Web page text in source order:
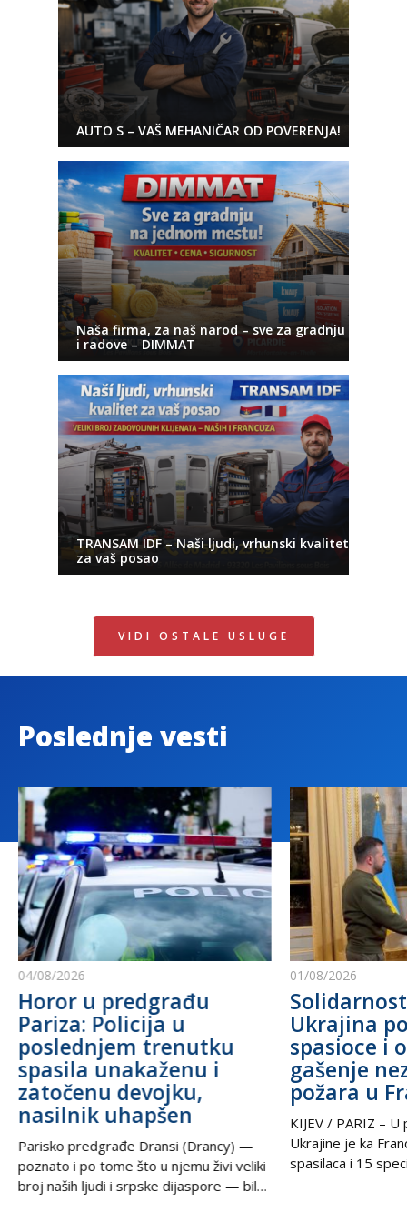
AUTO S – VAŠ MEHANIČAR OD POVERENJA!
Naša firma, za naš narod – sve za gradnju
i radove – DIMMAT
TRANSAM IDF – Naši ljudi, vrhunski kvalitet
za vaš posao
VIDI OSTALE USLUGE
Poslednje vesti
04/08/2026
Horor u predgrađu
Pariza: Policija u
poslednjem trenutku
spasila unakaženu i
zatočenu devojku,
nasilnik uhapšen
Parisko predgrađe Dransi (Drancy) —
poznato i po tome što u njemu živi veliki
broj naših ljudi i srpske dijaspore — bilo
01/08/2026
Ukrajina
spasioce i
gašenje
požara u
KIJEV / PARIZ –
Ukrajine je ka
spasilaca i 15